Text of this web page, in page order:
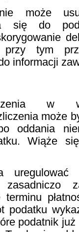
może
się do
przy tym
informacji
w
może
oddania
Wiąże
terminu
podatku
podatnik już